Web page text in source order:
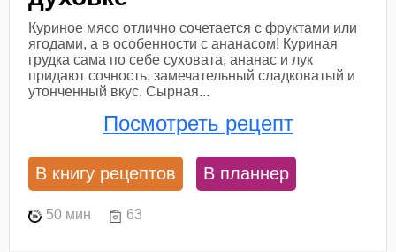
Куриное мясо отлично сочетается с фруктами или
ягодами, а в особенности с ананасом! Куриная
грудка сама по себе суховата, ананас и лук
придают сочность, замечательный сладковатый и
утонченный вкус. Сырная...
Посмотреть рецепт
В книгу рецептов В планнер
50 мин 63